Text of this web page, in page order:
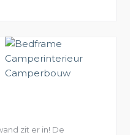
zit er in! De